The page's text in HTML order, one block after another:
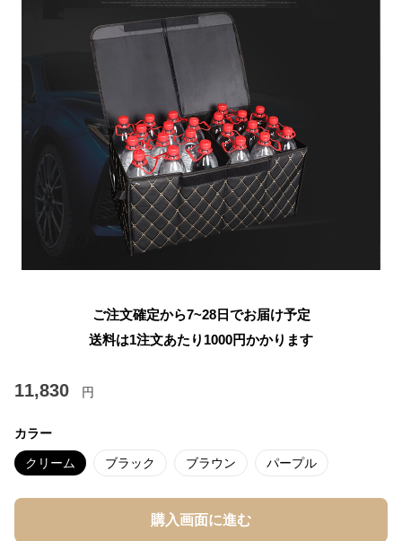
ご注文確定から7~28日でお届け予定
送料は1注文あたり 1000円かかります
11,830 円
カラー
クリーム ブラック ブラウン パープル
購入画面に進む